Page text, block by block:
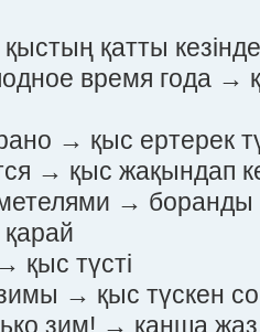
қатты кезінде
время года →
→ қыс ертерек
→ қыс жақындап
→ боранды
қыс түсті
→ қыс түскен
зим! → қанша